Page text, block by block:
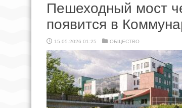
Пешеходный мост
появится в
15.05.2026 01:25 ОБЩЕСТВО